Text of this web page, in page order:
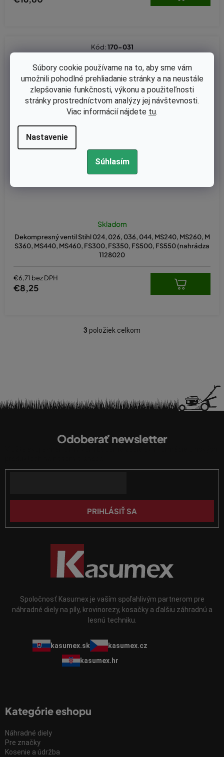
Súbory cookie používame na to, aby sme vám
umožnili pohodlné prehliadanie stránky a na neustále
zlepšovanie funkčnosti, výkonu a použiteľnosti
stránky prostredníctvom analýzy jej návštevnosti.
Viac informácií nájdete tu.
Nastavenie
Súhlasím
Dekompresný ventil Stihl 024, 026, 036, 044, MS240, MS260, M
S360, MS440, MS460, FS300, FS350, FS500, FS550 (nahrádza
1128020
Skladom
€6,71 bez DPH
€8,25
Kód:170-031
O
c
i
p
r
k
ý
p
i
3 položiek celkom
t
Spoločnosť Kasumex je vaším spoľahlivým partnerom pre
náhradné diely na píly, krovinorezy, kosačky a ďalšiu záhradnú a
lesnú techniku.
kasumex.sk
kasumex.cz
kasumex.hr
Kategórie eshopu
Náhradné diely
Pre značky
Kosenie a údržba
Odoberať newsletter
PRIHLÁSIŤ SA